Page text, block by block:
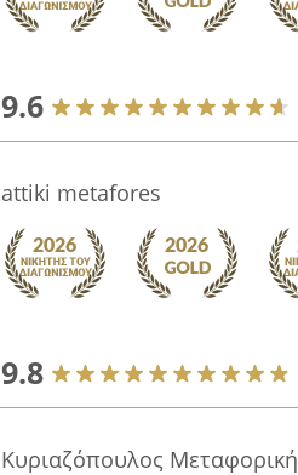
9.6
attiki metafores
9.8
Κυριαζόπουλος Μεταφορική